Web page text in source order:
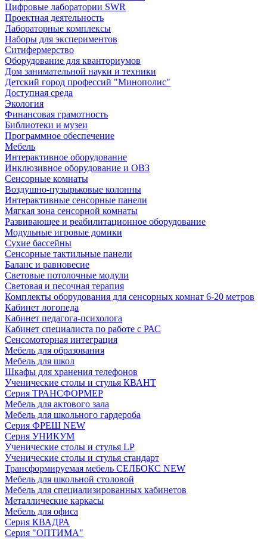
Цифровые лаборатории SWR
Проектная деятельность
Лабораторные комплексы
Наборы для экспериментов
Ситифермерство
Оборудование для кванториумов
Дом занимательной науки и техники
Детский город профессий "Минополис"
Доступная среда
Экология
Финансовая грамотность
Библиотеки и музеи
Программное обеспечение
Мебель
Интерактивное оборудование
Инклюзивное оборудование и ОВЗ
Cенсорные комнаты
Воздушно-пузырьковые колонны
Интерактивные сенсорные панели
Мягкая зона сенсорной комнаты
Развивающее и реабилитационное оборудование
Модульные игровые домики
Сухие бассейны
Сенсорные тактильные панели
Баланс и равновесие
Световые потолочные модули
Световая и песочная терапия
Комплекты оборудования для сенсорных комнат 6-20 метров
Кабинет логопеда
Кабинет педагога-психолога
Кабинет специалиста по работе с РАС
Сенсомоторная интеграция
Мебель для образования
Мебель для школ
Шкафы для хранения телефонов
Ученические столы и стулья КВАНТ
Серия ТРАНСФОРМЕР
Мебель для актового зала
Мебель для школьного гардероба
Серия ФРЕШ NEW
Серия УНИКУМ
Ученические столы и стулья LP
Ученические столы и стулья стандарт
Трансформируемая мебель СЕЛБОКС NEW
Мебель для школьной столовой
Мебель для специализированных кабинетов
Металлические каркасы
Мебель для офиса
Серия КВАДРА
Серия "ОПТИМА"